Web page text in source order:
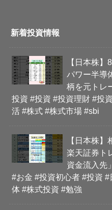
新着投資情報
【日本株
パワー半導
柄を元トレ
投資 #投資 #投資理財 #投
活 #株式 #株式市場 #sbi
【日本株
楽天証券ト
資金流入先
#お金 #投資初心者 #投資
体 #株式投資 #勉強